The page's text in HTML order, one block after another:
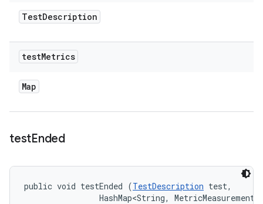
TestDescription
testMetrics
Map
testEnded
public void testEnded (TestDescription test,
HashMap<String,